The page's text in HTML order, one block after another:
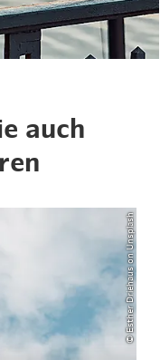
auch
© Esther Driehaus on Unsplash